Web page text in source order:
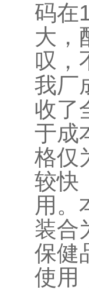
码在
大，
叹，
我厂
收了
于成
格仅
较快
用。
装合
保健
使用